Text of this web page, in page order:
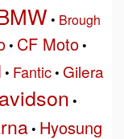
• Brough
• CF Moto•
• Fantic• Gilera
•
• Hyosung